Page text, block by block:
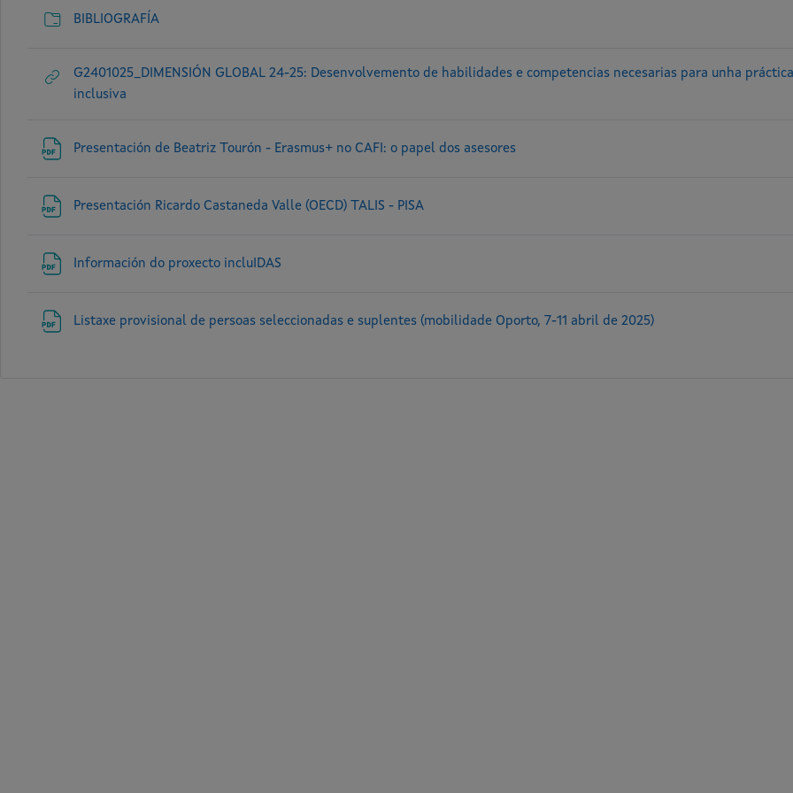
BIBLIOGRAFÍA
G2401025_DIMENSIÓN GLOBAL 24-25: Desenvolvemento de habilidades e competencias necesarias para unha
inclusiva
Presentación de Beatriz Tourón - Erasmus+ no CAFI: o papel dos asesores
Presentación Ricardo Castaneda Valle (OECD) TALIS - PISA
Información do proxecto incluIDAS
Listaxe provisional de persoas seleccionadas e suplentes (mobilidade Oporto, 7-11 abril de 2025)